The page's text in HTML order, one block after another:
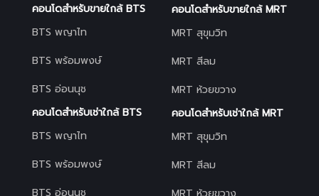
คอนโดสำหรับขายใกล้ BTS
BTS พญาไท
BTS พร้อมพงษ์
BTS อ่อนนุช
คอนโดสำหรับเช่าใกล้ BTS
BTS พญาไท
BTS พร้อมพงษ์
BTS อ่อนนุช
คอนโดสำหรับขายใกล้ MRT
MRT สุขุมวิท
MRT สีลม
MRT ห้วยขวาง
คอนโดสำหรับเช่าใกล้ MRT
MRT สุขุมวิท
MRT สีลม